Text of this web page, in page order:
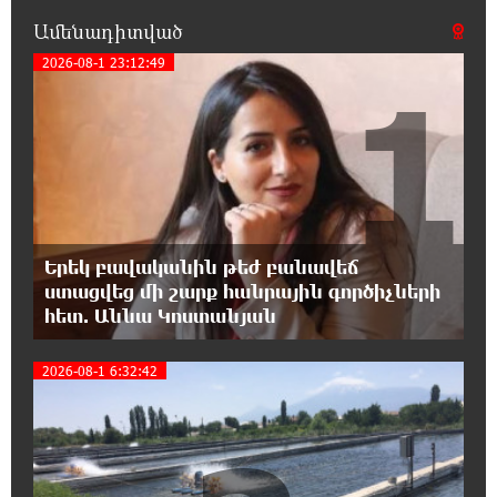
18:26:59 7-08-2026
Վեհափառ Հայրապետի շուրջ խայտառակ
զարգացումների, Գյուղացիներին
վերաբերող առաջնային հարցերի մասին՝
գյուղտեխնիկայից մինչև անվճար երթուղի. Անդրանիկ
Գևորգյան
18:25:05 7-08-2026
Թուրքական ապրանքանիշը դադարեցնում է
գործունեությունը Ռուսաստանում
18:08:44 7-08-2026
Դանակահարություն՝ Մասիսի
գազալցակայաններից մեկի մոտ.
կասկածյալը ձերբակալվել է
17:58:24 7-08-2026
Ամենադիտված
2026-08-1 23:12:49
Երեկ բավականին թեժ բանավեճ
ստացվեց մի շարք հանրային գործիչների
հետ. Աննա Կոստանյան
1
2026-08-1 6:32:42